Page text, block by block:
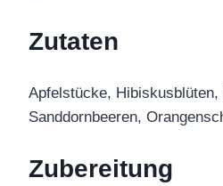
Zutaten
Apfelstücke, Hibiskusblüten,
Sanddornbeeren,
Zubereitung